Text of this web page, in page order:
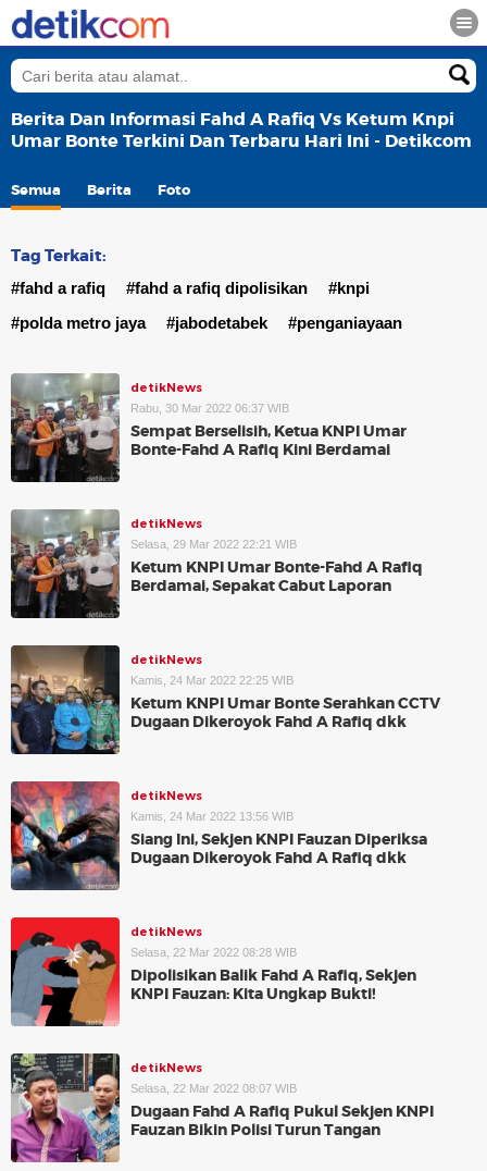
Berita Dan Informasi Fahd A Rafiq Vs Ketum Knpi
Umar Bonte Terkini Dan Terbaru Hari Ini - Detikcom
Semua Berita Foto
Tag Terkait:
#fahd a rafiq #fahd a rafiq dipolisikan
#knpi
#polda metro jaya
#jabodetabek #penganiayaan
detikNews
Rabu, 30 Mar 2022 06:37 WIB
Sempat Berselisih, Ketua KNPI Umar
Bonte-Fahd A Rafiq Kini Berdamai
detikNews
Selasa, 29 Mar 2022 22:21 WIB
Ketum KNPI Umar Bonte-Fahd A Rafiq
Berdamai, Sepakat Cabut Laporan
detikNews
Kamis, 24 Mar 2022 22:25 WIB
Ketum KNPI Umar Bonte Serahkan CCTV
Dugaan Dikeroyok Fahd A Rafiq dkk
detikNews
Kamis, 24 Mar 2022 13:56 WIB
Siang Ini, Sekjen KNPI Fauzan Diperiksa
Dugaan Dikeroyok Fahd A Rafiq dkk
detikNews
Selasa, 22 Mar 2022 08:28 WIB
Dipolisikan Balik Fahd A Rafiq, Sekjen
KNPI Fauzan: Kita Ungkap Bukti!
detikNews
Selasa, 22 Mar 2022 08:07 WIB
Dugaan Fahd A Rafiq Pukul Sekjen KNPI
Fauzan Bikin Polisi Turun Tangan